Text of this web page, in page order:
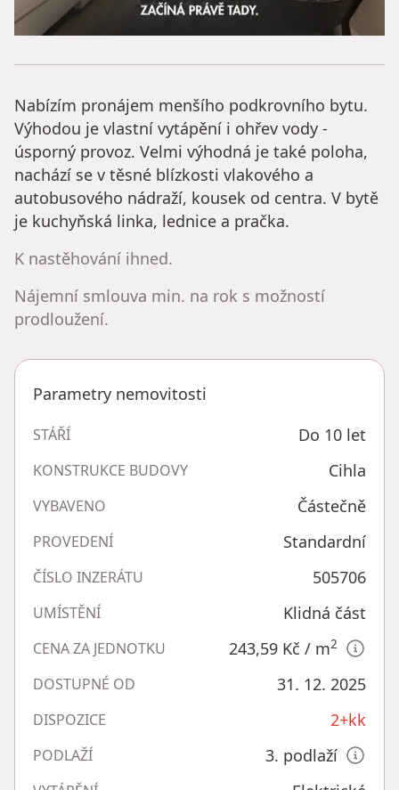
Nabízím pronájem menšího podkrovního bytu.
Výhodou je vlastní vytápění i ohřev vody -
úsporný provoz. Velmi výhodná je také poloha,
nachází se v těsné blízkosti vlakového a
autobusového nádraží, kousek od centra. V bytě
je kuchyňská linka, lednice a pračka.
K nastěhování ihned.
Nájemní smlouva min. na rok s možností
prodloužení.
Parametry nemovitosti
STÁŘÍ Do 10 let
KONSTRUKCE BUDOVY Cihla
VYBAVENO Částečně
PROVEDENÍ Standardní
ČÍSLO INZERÁTU 505706
UMÍSTĚNÍ Klidná část
CENA ZA JEDNOTKU 243,59 Kč / m2
DOSTUPNÉ OD 31. 12. 2025
DISPOZICE 2+kk
PODLAŽÍ 3. podlaží